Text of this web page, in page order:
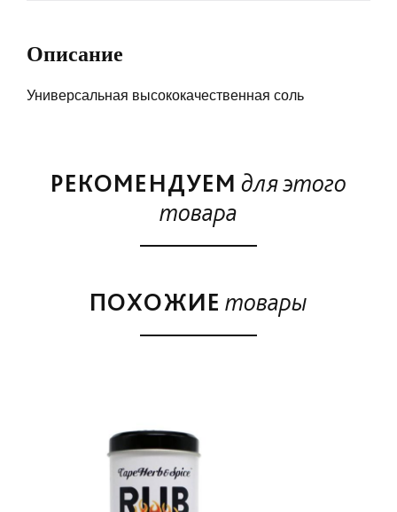
Описание
Универсальная высококачественная соль
РЕКОМЕНДУЕМ для этого
товара
ПОХОЖИЕ товары